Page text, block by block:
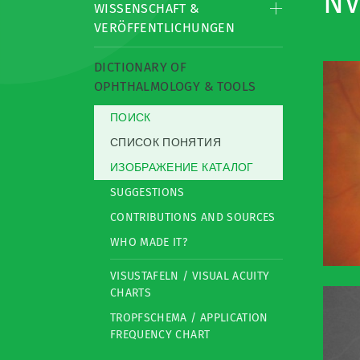
WISSENSCHAFT &
VERÖFFENTLICHUNGEN
DICTIONARY OF
OPHTHALMOLOGY & TOOLS
ПОИСК
СПИСОК ПОНЯТИЯ
ИЗОБРАЖЕНИЕ КАТАЛОГ
SUGGESTIONS
CONTRIBUTIONS AND SOURCES
WHO MADE IT?
VISUSTAFELN / VISUAL ACUITY
CHARTS
TROPFSCHEMA / APPLICATION
FREQUENCY CHART